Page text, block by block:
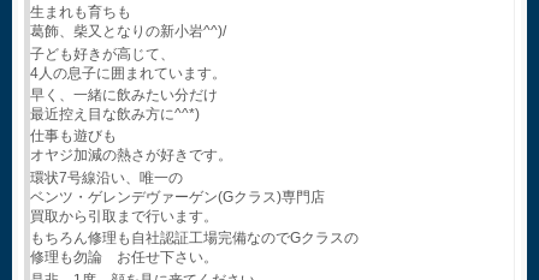
生まれも育ちも
葛飾、柴又となりの新小岩^^)/
子ども好きが高じて、
4人の息子に囲まれています。
早く、一緒に飲みたい分だけ
最近控え目な飲み方に^^*)
仕事も遊びも
オヤジ加減の熱さが好きです。
環状7号線沿い、唯一の
ベンツ・ゲレンデヴァーゲン(Gクラス)専門店
買取から引取まで行います。
もちろん修理も自社認証工場完備なのでGクラスの
修理も勿論 お任せ下さい。